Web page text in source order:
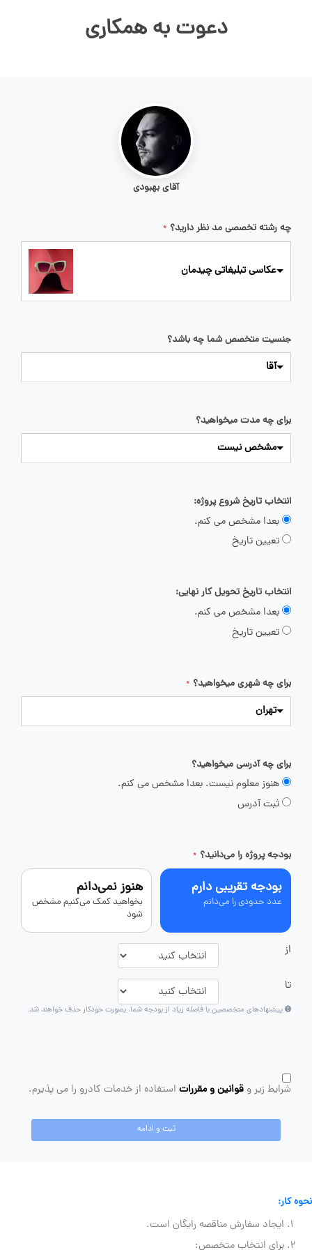
دعوت به همکاری
آقای بهبودی
چه رشته تخصصی مد نظر دارید؟ *
عکاسی تبلیغاتی چیدمان
جنسیت متخصص شما چه باشد؟
آقا
برای چه مدت میخواهید؟
مشخص نیست
انتخاب تاریخ شروع پروژه:
بعدا مشخص می کنم.
تعیین تاریخ
انتخاب تاریخ تحویل کار نهایی:
بعدا مشخص می کنم.
تعیین تاریخ
برای چه شهری میخواهید؟ *
تهران
برای چه آدرسی میخواهید؟
هنوز معلوم نیست. بعدا مشخص می کنم.
ثبت آدرس
بودجه پروژه را می‌دانید؟ *
بودجه تقریبی دارم
عدد حدودی را می‌دانم
هنوز نمی‌دانم
بخواهید کمک می‌کنیم مشخص
شود
از
تا
پیشنهادهای متخصصین با فاصله زیاد از بودجه شما، بصورت خودکار حذف خواهند شد.
شرایط زیر و قوانین و مقررات استفاده از خدمات کادرو را می پذیرم.
ثبت و ادامه
نحوه کار:
ایجاد سفارش مناقصه رایگان است.
برای انتخاب متخصص: